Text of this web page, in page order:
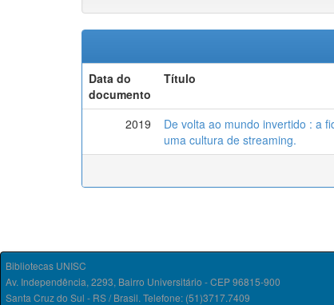
Data do
documento
Título
2019
De volta ao mundo invertido : a
uma cultura de streaming.
Bibliotecas UNISC
Av. Independência, 2293, Bairro Universitário - CEP 96815-900
Santa Cruz do Sul - RS / Brasil. Telefone: (51)3717.7409